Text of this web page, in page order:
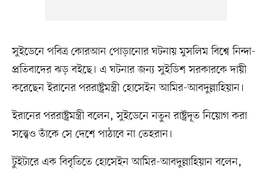
সুইডেনে পবিত্র কোরআন পোড়ানোর ঘটনায় মুসলিম বিশ্বে নিন্দা-
প্রতিবাদের ঝড় বইছে। এ ঘটনার জন্য সুইডিশ সরকারকে দায়ী
করেছেন ইরানের পররাষ্ট্রমন্ত্রী হোসেইন আমির-আবদুল্লাহিয়ান।
ইরানের পররাষ্ট্রমন্ত্রী বলেন, সুইডেনে নতুন রাষ্ট্রদূত নিয়োগ করা
সত্ত্বেও তাঁকে সে দেশে পাঠাবে না তেহরান।
টুইটারে এক বিবৃতিতে হোসেইন আমির-আবদুল্লাহিয়ান বলেন,